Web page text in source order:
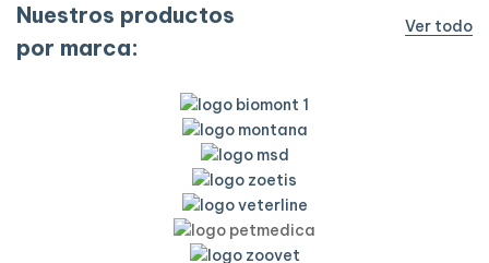
Nuestros productos
por marca:
Ver todo